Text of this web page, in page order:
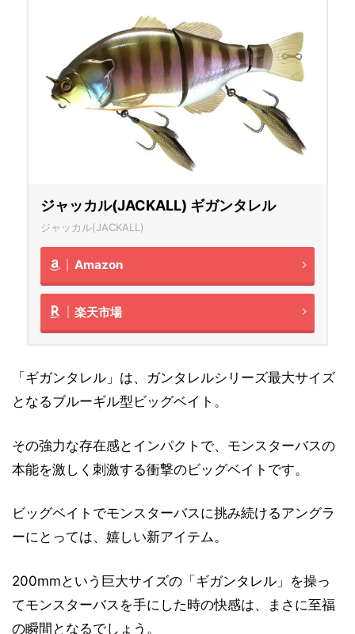
ジャッカル(JACKALL) ギガンタレル
ジャッカル(JACKALL)
Amazon
楽天市場
「ギガンタレル」は、ガンタレルシリーズ最大サイズ
となるブルーギル型ビッグベイト。
その強力な存在感とインパクトで、モンスターバスの
本能を激しく刺激する衝撃のビッグベイトです。
ビッグベイトでモンスターバスに挑み続けるアングラ
ーにとっては、嬉しい新アイテム。
200mmという巨大サイズの「ギガンタレル」を操っ
てモンスターバスを手にした時の快感は、まさに至福
の瞬間となるでしょう。